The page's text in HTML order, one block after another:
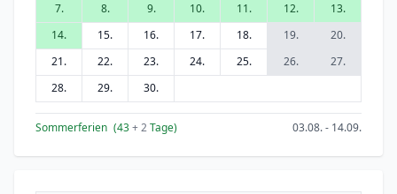
7.
8. 9. 10. 11. 12.
13.
14.
15. 16. 17. 18. 19.
20.
21.
22. 23. 24. 25. 26.
27.
28.
29. 30.
Sommerferien (43+ 2Tage) 03.08. - 14.09.